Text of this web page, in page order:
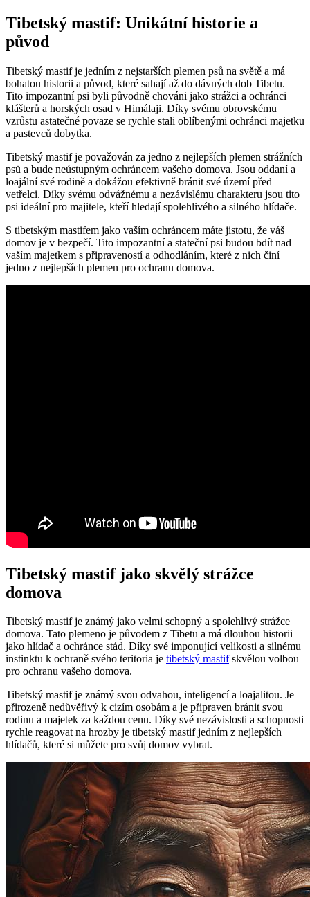
Tibetský mastif: Unikátní historie a
původ
Tibetský mastif je jedním z nejstarších plemen psů na světě a má
bohatou historii a původ, které sahají až do dávných dob Tibetu.
Tito impozantní psi byli původně chováni jako strážci a ochránci
klášterů a horských osad v Himálaji. Díky svému obrovskému
vzrůstu astatečné povaze se rychle stali oblíbenými ochránci majetku
a pastevců dobytka.
Tibetský mastif je považován za jedno z nejlepších plemen strážních
psů a bude neústupným ochráncem vašeho domova. Jsou oddaní a
loajální své rodině a dokážou efektivně bránit své území před
vetřelci. Díky svému odvážnému a nezávislému charakteru jsou tito
psi ideální pro majitele, kteří hledají spolehlivého a silného hlídače.
S tibetským mastifem jako vaším ochráncem máte jistotu, že váš
domov je v bezpečí. Tito impozantní a stateční psi budou bdít nad
vaším majetkem s připraveností a odhodláním, které z nich činí
jedno z nejlepších plemen pro ochranu domova.
Tibetský mastif jako skvělý strážce
domova
Tibetský mastif je známý jako velmi schopný a spolehlivý strážce
domova. Tato plemeno je původem z Tibetu a má dlouhou historii
jako hlídač a ochránce stád. Díky své imponující velikosti a silnému
instinktu k ochraně svého teritoria je tibetský mastifskvělou volbou
pro ochranu vašeho domova.
Tibetský mastif je známý svou odvahou, inteligencí a loajalitou. Je
přirozeně nedůvěřivý k cizím osobám a je připraven bránit svou
rodinu a majetek za každou cenu. Díky své nezávislosti a schopnosti
rychle reagovat na hrozby je tibetský mastif jedním z nejlepších
hlídačů, které si můžete pro svůj domov vybrat.